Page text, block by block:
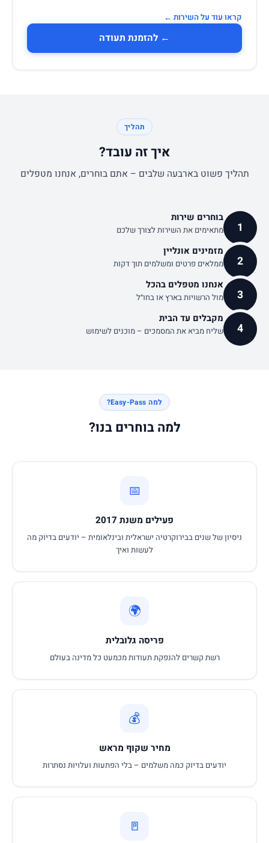
קראו עוד על השירות ←
← להזמנת תעודה
תהליך
איך זה עובד?
תהליך פשוט בארבעה שלבים – אתם בוחרים, אנחנו מטפלים
1
בוחרים שירות
מתאימים את השירות לצורך שלכם
2
מזמינים אונליין
ממלאים פרטים ומשלמים תוך דקות
3
אנחנו מטפלים בהכל
מול הרשויות בארץ או בחו״ל
4
מקבלים עד הבית
שליח מביא את המסמכים – מוכנים לשימוש
למה Easy-Pass?
למה בוחרים בנו?
📅
פעילים משנת 2017
ניסיון של שנים בבירוקרטיה ישראלית ובינלאומית – יודעים בדיוק מה
לעשות ואיך
🌍
פריסה גלובלית
רשת קשרים להנפקת תעודות מכמעט כל מדינה בעולם
💰
מחיר שקוף מראש
יודעים בדיוק כמה משלמים – בלי הפתעות ועלויות נסתרות
🚪